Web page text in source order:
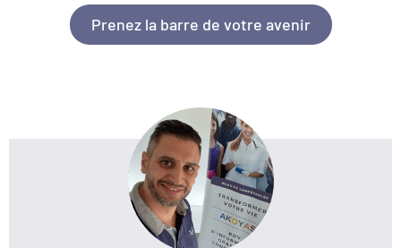
Prenez la barre de votre avenir